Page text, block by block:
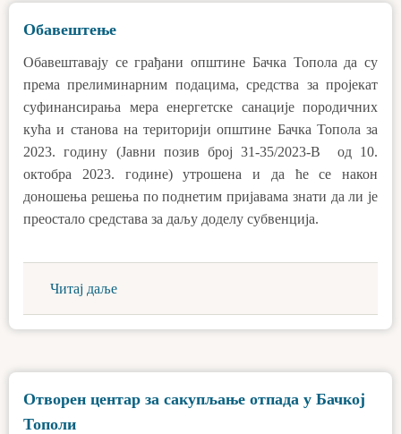
Обавештење
Обавештавају се грађани општине Бачка Топола да су
према прелиминарним подацима, средства за пројекат
суфинансирања мера енергетске санације породичних
кућа и станова на територији општине Бачка Топола за
2023. годину (Јавни позив број 31-35/2023-В од 10.
октобра 2023. године) утрошена и да ће се након
доношења решења по поднетим пријавама знати да ли је
преостало средстава за даљу доделу субвенција.
Читај даље
Отворен центар за сакупљање отпада у Бачкој
Тополи